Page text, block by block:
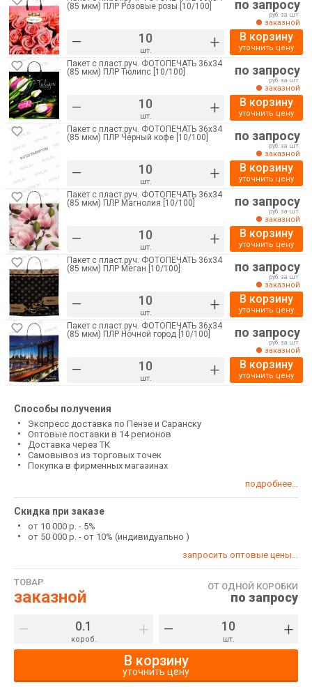
(85 мкм) ПЛР Розовые розы [10/100]
– шт. +
по запросу
руб. за шт.
заказной
В корзину
уточнить цену
Пакет с пласт.руч. ФОТОПЕЧАТЬ 36х34
(85 мкм) ПЛР Тюлипс [10/100]
– шт. +
по запросу
руб. за шт.
заказной
В корзину
уточнить цену
Пакет с пласт.руч. ФОТОПЕЧАТЬ 36х34
(85 мкм) ПЛР Черный кофе [10/100]
– шт. +
по запросу
руб. за шт.
заказной
В корзину
уточнить цену
Пакет с пласт.руч. ФОТОПЕЧАТЬ 36х34
(85 мкм) ПЛР Магнолия [10/100]
– шт. +
по запросу
руб. за шт.
заказной
В корзину
уточнить цену
Пакет с пласт.руч. ФОТОПЕЧАТЬ 36х34
(85 мкм) ПЛР Меган [10/100]
– шт. +
по запросу
руб. за шт.
заказной
В корзину
уточнить цену
Пакет с пласт.руч. ФОТОПЕЧАТЬ 36х34
(85 мкм) ПЛР Ночной город [10/100]
– шт. +
по запросу
руб. за шт.
заказной
В корзину
уточнить цену
Способы получения
Экспресс доставка по Пензе и Саранску
Оптовые поставки в 14 регионов
Доставка через ТК
Самовывоз из торговых точек
Покупка в фирменных магазинах
подробнее...
Скидка при заказе
от 10 000 р. - 5%
от 50 000 р. - от 10% (индивидуально )
запросить оптовые цены...
ТОВАР
заказной
ОТ ОДНОЙ КОРОБКИ
по запросу
– короб. + – шт. +
В корзину
уточнить цену